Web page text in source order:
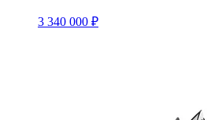
3 340 000 ₽